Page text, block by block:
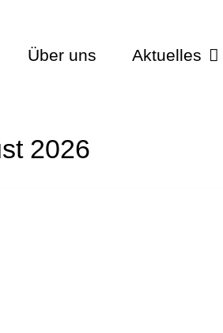
Über uns Aktuelles
2026